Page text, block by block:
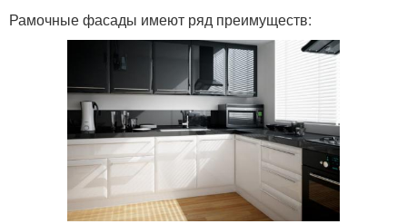
Рамочные фасады имеют ряд преимуществ: